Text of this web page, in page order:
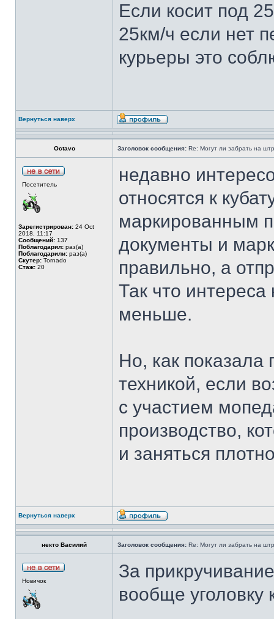
Если косит под
25км/ч если нет
курьеры это
Вернуться наверх
Octavo Заголовок сообщения: Re: Могут ли забрать на
Посетитель
Зарегистрирован: 24 Oct
2018, 11:17
Сообщений: 137
Поблагодарил: раз(а)
Поблагодарили: раз(а)
Скутер: Tornado
Стаж: 20
недавно
относятся к
маркированным
документы и
правильно, а
Так что
меньше.
Но, как показала
техникой, если
с участием
производство,
и заняться
Вернуться наверх
некто Василий Заголовок сообщения: Re: Могут ли забрать на
Новичок
За
вообще уголовку